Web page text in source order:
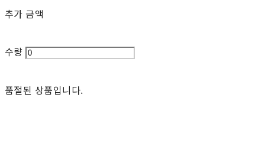
추가 금액
수량
품절된 상품입니다.